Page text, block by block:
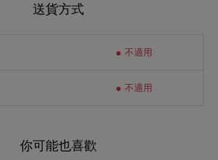
送貨方式
不適用
不適用
你可能也喜歡